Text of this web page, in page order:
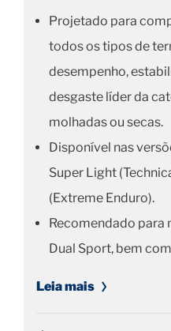
Projetado para
todos os tipos de
desempenho,
desgaste líder da
molhadas ou secas.
Disponível nas
Super Light
(Extreme Enduro).
Recomendado para
Dual Sport, bem
Leia mais